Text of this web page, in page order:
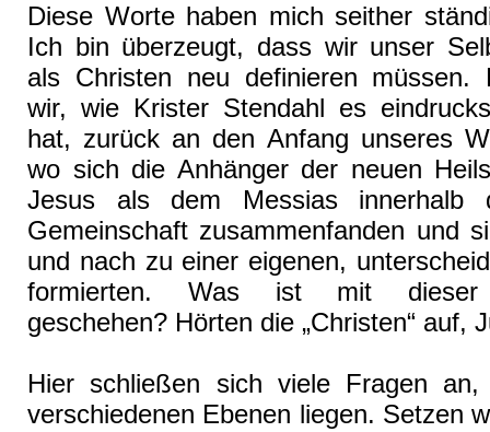
Diese Worte haben mich seither
Ich bin überzeugt, dass wir unser
als Christen neu definieren müssen.
wir, wie Krister Stendahl es
hat, zurück an den Anfang unseres
wo sich die Anhänger der neuen
Jesus als dem Messias innerhalb
Gemeinschaft zusammenfanden und
und nach zu einer eigenen,
formierten. Was ist mit dieser
geschehen? Hörten die „Christen“ auf,
Hier schließen sich viele Fragen
verschiedenen Ebenen liegen. Setzen